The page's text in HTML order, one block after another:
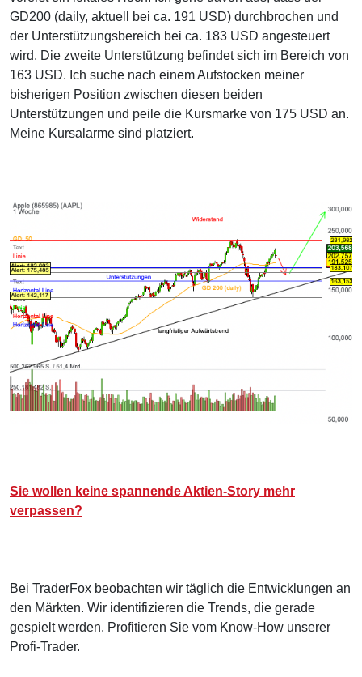
GD200 (daily, aktuell bei ca. 191 USD) durchbrochen und
der Unterstützungsbereich bei ca. 183 USD angesteuert
wird. Die zweite Unterstützung befindet sich im Bereich von
163 USD. Ich suche nach einem Aufstocken meiner
bisherigen Position zwischen diesen beiden
Unterstützungen und peile die Kursmarke von 175 USD an.
Meine Kursalarme sind platziert.
Sie wollen keine spannende Aktien-Story mehr
verpassen?
Bei TraderFox beobachten wir täglich die Entwicklungen an
den Märkten. Wir identifizieren die Trends, die gerade
gespielt werden. Profitieren Sie vom Know-How unserer
Profi-Trader.